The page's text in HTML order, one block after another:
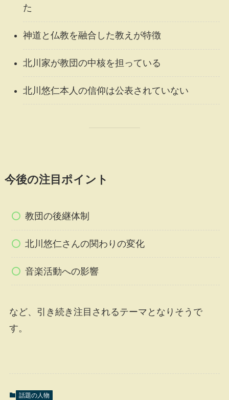
た
神道と仏教を融合した教えが特徴
北川家が教団の中核を担っている
北川悠仁本人の信仰は公表されていない
今後の注目ポイント
教団の後継体制
北川悠仁さんの関わりの変化
音楽活動への影響
など、引き続き注目されるテーマとなりそうで
す。
話題の人物